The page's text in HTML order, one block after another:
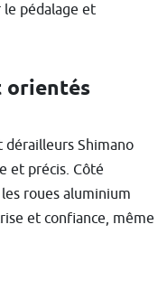
pédalage et
orientés
dérailleurs Shimano
et précis. Côté
roues aluminium
et confiance, même